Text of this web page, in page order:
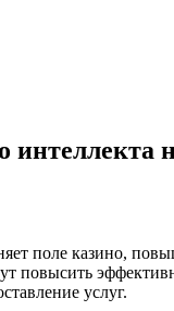
интеллекта
поле казино,
повысить
услуг.